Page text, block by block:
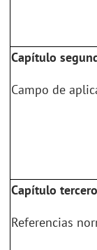
Capítulo
Campo de
Capítulo
Referencias